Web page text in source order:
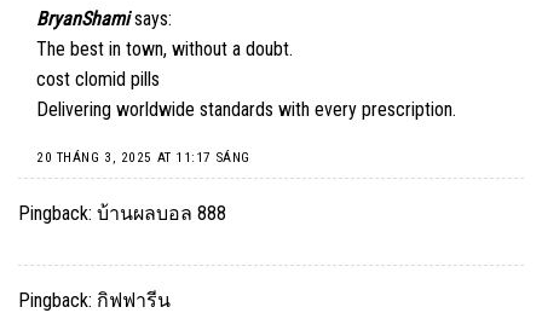
BryanShami says:
The best in town, without a doubt.
cost clomid pills
Delivering worldwide standards with every prescription.
20 THÁNG 3, 2025 AT 11:17 SÁNG
Pingback: บ้านผลบอล 888
Pingback: กิฟฟารีน